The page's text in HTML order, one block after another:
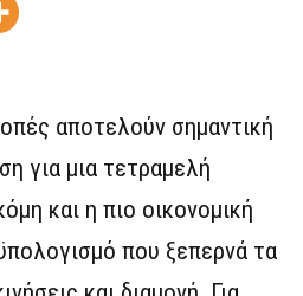
αποτελούν σημαντική
για μια τετραμελή
και η πιο οικονομική
που ξεπερνά τα